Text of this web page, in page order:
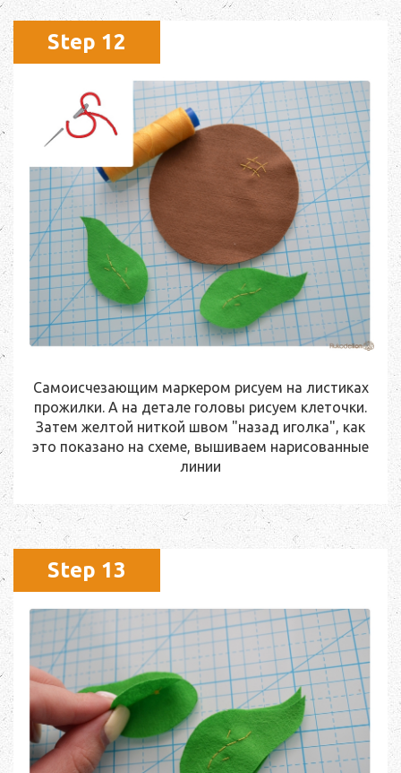
Step 12
Самоисчезающим маркером рисуем на листиках
прожилки. А на детале головы рисуем клеточки.
Затем желтой ниткой швом "назад иголка", как
это показано на схеме, вышиваем нарисованные
линии
Step 13